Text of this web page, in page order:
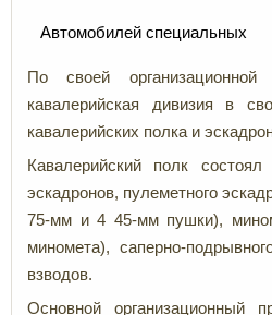
Автомобилей специальных
По своей организационной
кавалерийская дивизия в
кавалерийских полка и
Кавалерийский полк
эскадронов, пулеметного
75-мм и 4 45-мм пушки),
миномета), саперно-
взводов.
Основной организационный